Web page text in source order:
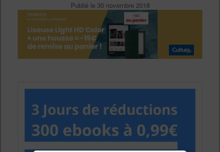
Publié le 30 novembre 2018